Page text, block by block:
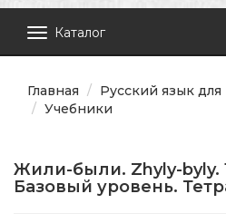
Каталог
Главная
Русский язык
Учебники
Жили-были. Zhyly-byly.
Базовый уровень.